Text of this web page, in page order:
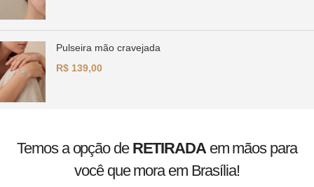
Pulseira mão cravejada
R$
Temos a opção de RETIRADAem mãos para
você que mora em Brasília!